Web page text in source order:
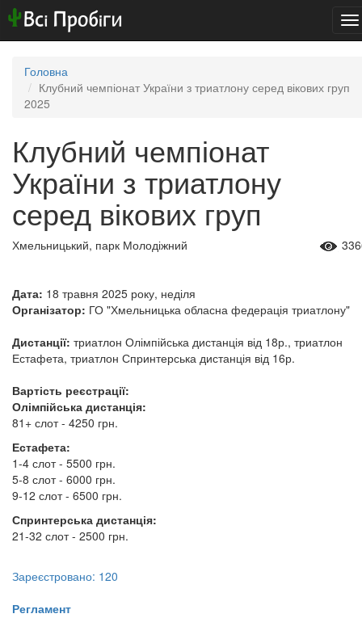
Головна
Клубний чемпіонат України з триатлону серед вікових груп
2025
Клубний чемпіонат
України з триатлону
серед вікових груп
Хмельницький, парк Молодіжний
Дата: 18 травня 2025 року, неділя
Організатор: ГО "Хмельницька обласна федерація триатлону"
Дистанції: триатлон Олімпійська дистанція від 18р., триатлон
Естафета, триатлон Спринтерська дистанція від 16р.
Вартість реєстрації:
Олімпійська дистанція:
81+ слот - 4250 грн.
Естафета:
1-4 слот - 5500 грн.
5-8 слот - 6000 грн.
9-12 слот - 6500 грн.
Спринтерська дистанція:
21-32 слот - 2500 грн.
Зареєстровано: 120
​​​​​​​Регламент